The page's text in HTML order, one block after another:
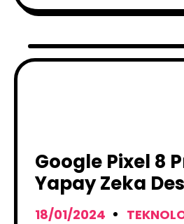
Google Pixel 8
Yapay Zeka
Çekim Telafisi
18/01/2024